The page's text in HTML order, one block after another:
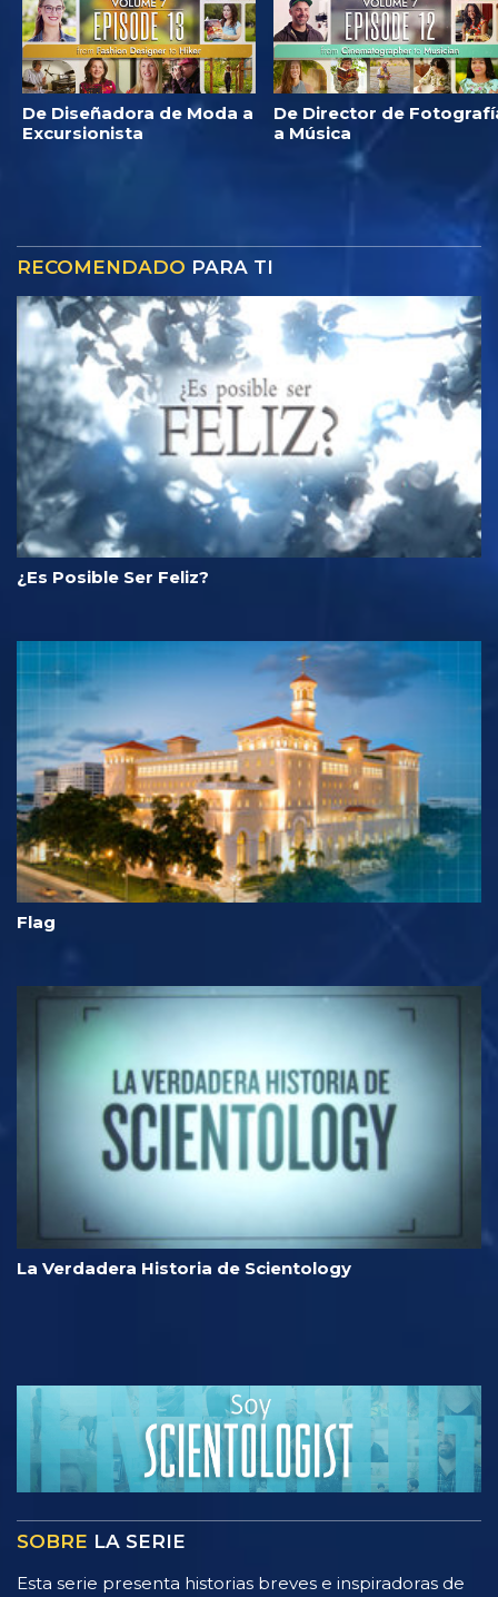
De Diseñadora de Moda a
Excursionista
De Director de
a Música
RECOMENDADO PARA TI
¿Es Posible Ser Feliz?
Flag
La Verdadera Historia de Scientology
SOBRE LA SERIE
Esta serie presenta historias breves e inspiradoras de